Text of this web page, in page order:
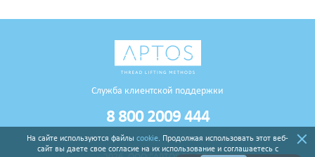
Служба клиентской поддержки
8 800 2009 444
На сайте используются файлы cookie. Продолжая использовать этот веб-
сайт вы даете свое согласие на их использование и соглашаетесь с